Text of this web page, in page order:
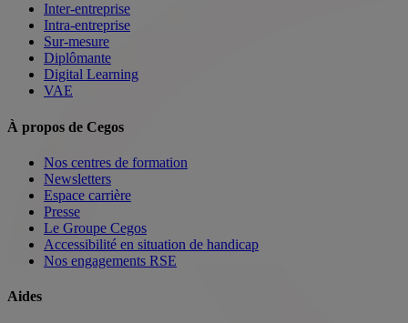
Inter-entreprise
Intra-entreprise
Sur-mesure
Diplômante
Digital Learning
VAE
À propos de Cegos
Nos centres de formation
Newsletters
Espace carrière
Presse
Le Groupe Cegos
Accessibilité en situation de handicap
Nos engagements RSE
Aides